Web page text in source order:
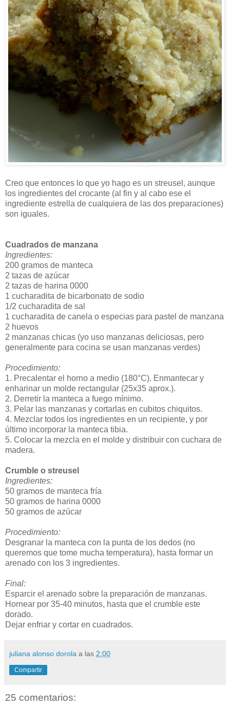
Creo que entonces lo que yo hago es un streusel, aunque
los ingredientes del crocante (al fin y al cabo ese el
ingrediente estrella de cualquiera de las dos preparaciones)
son iguales.
Cuadrados de manzana
Ingredientes:
200 gramos de manteca
2 tazas de azúcar
2 tazas de harina 0000
1 cucharadita de bicarbonato de sodio
1/2 cucharadita de sal
1 cucharadita de canela o especias para pastel de manzana
2 huevos
2 manzanas chicas (yo uso manzanas deliciosas, pero
generalmente para cocina se usan manzanas verdes)
Procedimiento:
1. Precalentar el horno a medio (180°C). Enmantecar y
enharinar un molde rectangular (25x35 aprox.).
2. Derretir la manteca a fuego mínimo.
3. Pelar las manzanas y cortarlas en cubitos chiquitos.
4. Mezclar todos los ingredientes en un recipiente, y por
último incorporar la manteca tibia.
5. Colocar la mezcla en el molde y distribuir con cuchara de
madera.
Crumble o streusel
Ingredientes:
50 gramos de manteca fría
50 gramos de harina 0000
50 gramos de azúcar
Procedimiento:
Desgranar la manteca con la punta de los dedos (no
queremos que tome mucha temperatura), hasta formar un
arenado con los 3 ingredientes.
Final:
Esparcir el arenado sobre la preparación de manzanas.
Hornear por 35-40 minutos, hasta que el crumble este
dorado.
Dejar enfriar y cortar en cuadrados.
juliana alonso dorola a las 2:00
Compartir
25 comentarios: